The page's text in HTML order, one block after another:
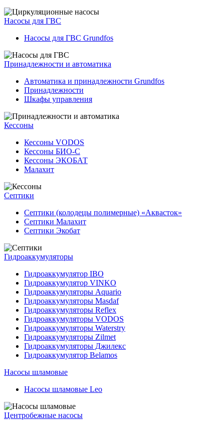
Насосы для ГВС
Насосы для ГВС Grundfos
Принадлежности и автоматика
Автоматика и принадлежности Grundfos
Принадлежности
Шкафы управления
Кессоны
Кессоны VODOS
Кессоны БИО-С
Кессоны ЭКОБАТ
Малахит
Септики
Септики (колодецы полимерные) «Аквасток»
Септики Малахит
Септики Экобат
Гидроаккумуляторы
Гидроаккумулятор IBO
Гидроаккумулятор VINKO
Гидроаккумуляторы Aquario
Гидроаккумуляторы Masdaf
Гидроаккумуляторы Reflex
Гидроаккумуляторы VODOS
Гидроаккумуляторы Waterstry
Гидроаккумуляторы Zilmet
Гидроаккумуляторы Джилекс
Гидроаккумулятор Belamos
Насосы шламовые
Насосы шламовые Leo
Центробежные насосы